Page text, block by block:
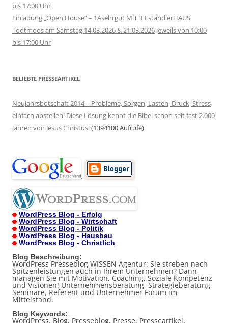
bis 17:00 Uhr
Einladung „Open House“ – 1Asehrgut MiTTELständlerHAUS
Todtmoos am Samstag 14.03.2026 & 21.03.2026 jeweils von 10:00
bis 17:00 Uhr
BELIEBTE PRESSEARTIKEL
Neujahrsbotschaft 2014 – Probleme, Sorgen, Lasten, Druck, Stress
einfach abstellen! Diese Lösung kennt die Bibel schon seit fast 2.000
Jahren von Jesus Christus!(1394100 Aufrufe)
.
WordPress Blog - Erfolg
WordPress Blog - Wirtschaft
WordPress Blog - Politik
WordPress Blog - Hausbau
WordPress Blog - Christlich
Blog Beschreibung:
WordPress Presseblog WISSEN Agentur: Sie streben nach
Spitzenleistungen auch in Ihrem Unternehmen? Dann
managen Sie mit Motivation, Coaching, Soziale Kompetenz
und Visionen! Unternehmensberatung, Strategieberatung,
Seminare, Referent und Unternehmer Forum im
Mittelstand.
Blog Keywords:
WordPress, Blog, Presseblog, Presse, Presseartikel,